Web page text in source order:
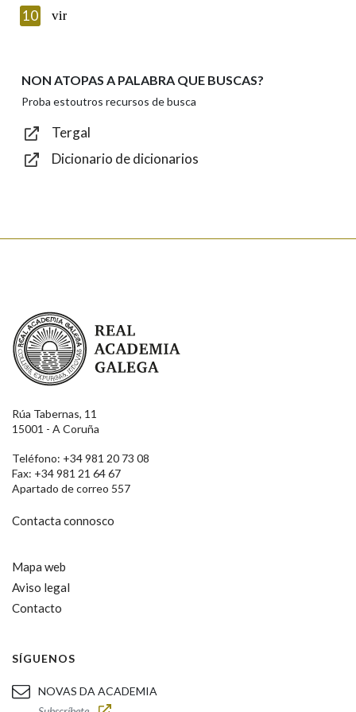
Introduce o código que aparece na imaxe:
Texto de verificación
10 vir
NON ATOPAS A PALABRA QUE BUSCAS?
Proba estoutros recursos de busca
Tergal
Dicionario de dicionarios
Real Academia Galega
Rúa Tabernas, 11
15001 - A Coruña
Teléfono: +34 981 20 73 08
Fax: +34 981 21 64 67
Apartado de correo 557
Contacta connosco
Mapa web
Aviso legal
Contacto
SÍGUENOS
NOVAS DA ACADEMIA